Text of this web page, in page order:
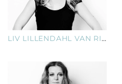
LIV LILLENDAHL VAN RIJN